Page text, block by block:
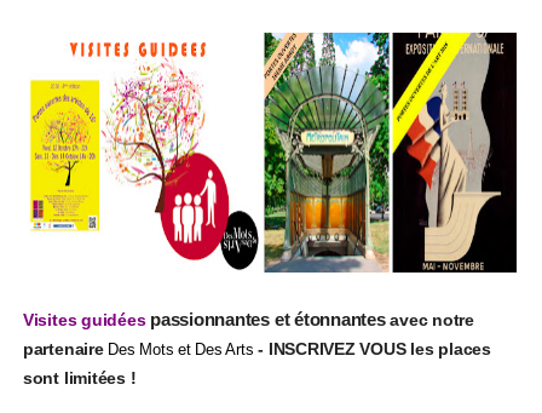
Visites guidées passionnantes et étonnantesavec notre
partenaire Des Mots et Des Arts- INSCRIVEZ VOUS les places
sont limitées !